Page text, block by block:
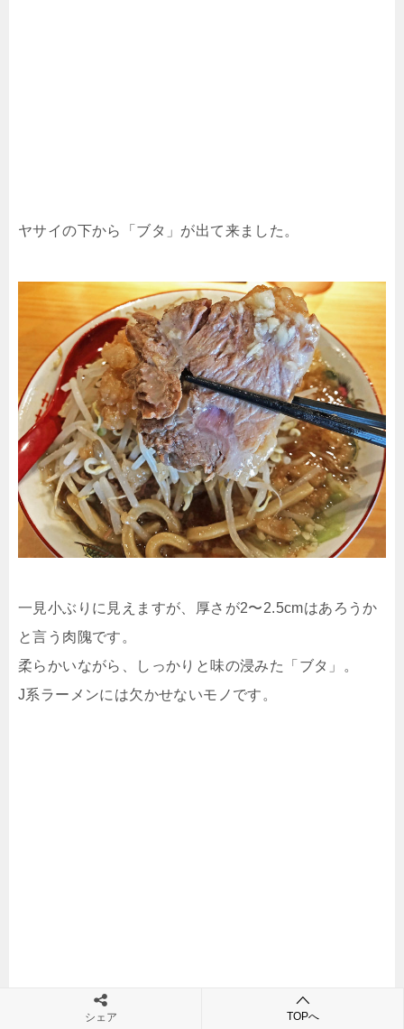
ヤサイの下から「ブタ」が出て来ました。
一見小ぶりに見えますが、厚さが2〜2.5cmはあろうか
と言う肉隗です。
柔らかいながら、しっかりと味の浸みた「ブタ」。
J系ラーメンには欠かせないモノです。
漸く天地返しが出来る様になりました。
シェア TOPへ